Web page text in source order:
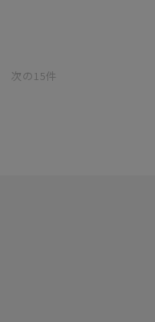
次の15件